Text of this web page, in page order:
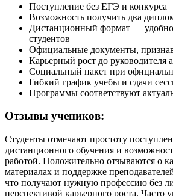
Поступление без ЕГЭ и конкурса
Возможность получить два
Дистанционный формат — удобно
студентов
Официальные документы,
Карьерный рост до руководителя
Социальный пакет при
Гибкий график учебы и сдачи
Программы соответствуют
Отзывы учеников:
Студенты отмечают простоту
дистанционного обучения и
работой. Положительно отзываются о
материалах и поддержке
что получают нужную профессию без
перспективой карьерного роста. Часто